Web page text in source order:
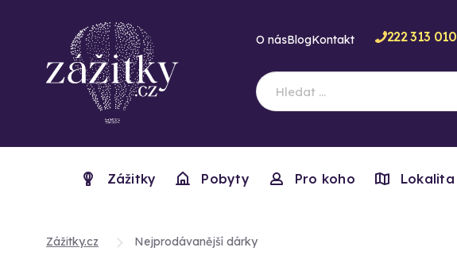
O násBlogKontakt 222 313 010
Zážitky Pobyty Pro koho Lokalita
Zážitky.cz Nejprodávanější dárky